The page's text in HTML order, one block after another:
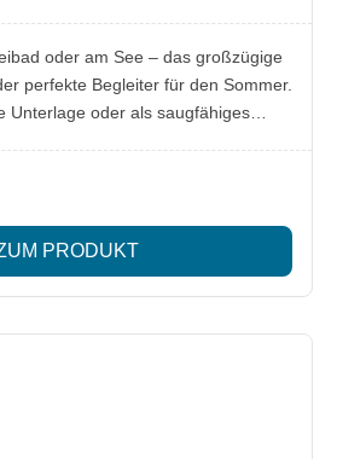
oder am See – das großzügige
perfekte Begleiter für den Sommer.
Unterlage oder als saugfähiges
für Performance sofort
Maße:
PRODUKT